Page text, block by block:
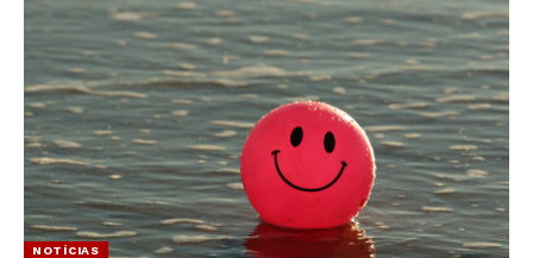
NOTÍCIAS